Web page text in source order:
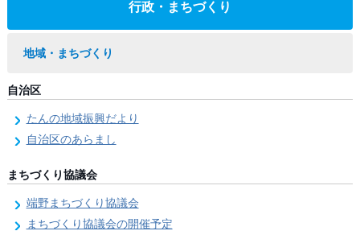
行政・まちづくり
地域・まちづくり
自治区
たんの地域振興だより
自治区のあらまし
まちづくり協議会
端野まちづくり協議会
まちづくり協議会の開催予定